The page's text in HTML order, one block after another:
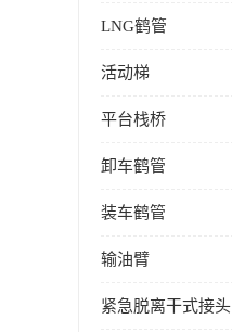
LNG鹤管
活动梯
平台栈桥
卸车鹤管
装车鹤管
输油臂
紧急脱离干式接头